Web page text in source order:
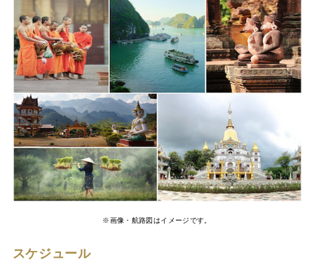
※画像・航路図はイメージです。
スケジュール